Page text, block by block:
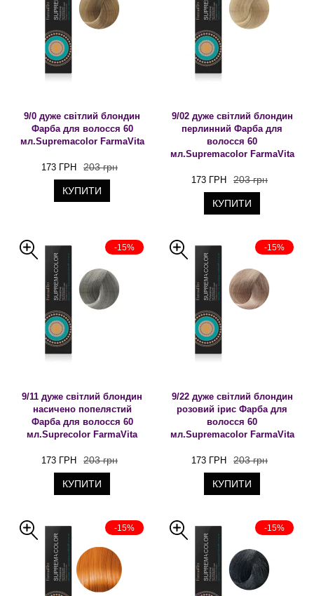
9/0 дуже світлий блондин
Фарба для волосся 60
мл.Supremacolor FarmaVita
173 ГРН 203 грн
КУПИТИ
9/02 дуже світлий блондин
перлинний Фарба для
волосся 60
мл.Supremacolor FarmaVita
173 ГРН 203 грн
КУПИТИ
-15%
9/11 дуже світлий блондин
насичено попелястий
Фарба для волосся 60
мл.Suprecolor FarmaVita
173 ГРН 203 грн
КУПИТИ
-15%
9/22 дуже світлий блондин
розовий ірис Фарба для
волосся 60
мл.Supremacolor FarmaVita
173 ГРН 203 грн
КУПИТИ
-15% -15%